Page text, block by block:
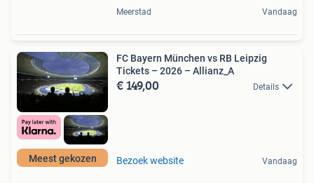
Meerstad Vandaag
Meest gekozen
FC Bayern München vs RB Leipzig
Tickets – 2026 – Allianz_A
€ 149,00 Details
Bezoek website Vandaag